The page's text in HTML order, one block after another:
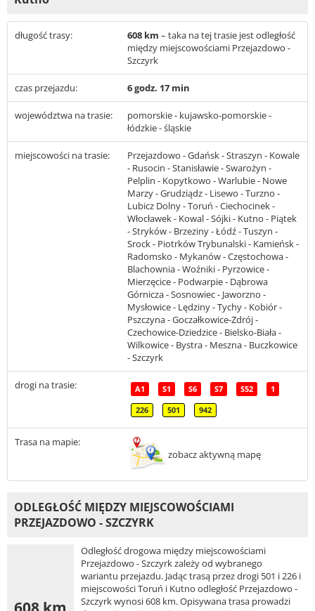
długość trasy: 608 km – taka na tej trasie jest odległość
między miejscowościami Przejazdowo -
Szczyrk
czas przejazdu: 6 godz. 17 min
województwa na trasie:
pomorskie - kujawsko-pomorskie -
łódzkie - śląskie
miejscowości na trasie:
Przejazdowo - Gdańsk - Straszyn - Kowale
- Rusocin - Stanisławie - Swarożyn -
Pelplin - Kopytkowo - Warlubie - Nowe
Marzy - Grudziądz - Lisewo - Turzno -
Lubicz Dolny - Toruń - Ciechocinek -
Włocławek - Kowal - Sójki - Kutno - Piątek
- Stryków - Brzeziny - Łódź - Tuszyn -
Srock - Piotrków Trybunalski - Kamieńsk -
Radomsko - Mykanów - Częstochowa -
Blachownia - Woźniki - Pyrzowice -
Mierzęcice - Podwarpie - Dąbrowa
Górnicza - Sosnowiec - Jaworzno -
Mysłowice - Lędziny - Tychy - Kobiór -
Pszczyna - Goczałkowice-Zdrój -
Czechowice-Dziedzice - Bielsko-Biała -
Wilkowice - Bystra - Meszna - Buczkowice
- Szczyrk
drogi na trasie: A1 S1 S6 S7 S52 1
226 501 942
Trasa na mapie:
zobacz aktywną mapę
ODLEGŁOŚĆ MIĘDZY MIEJSCOWOŚCIAMI
PRZEJAZDOWO - SZCZYRK
Odległość drogowa między miejscowościami
Przejazdowo - Szczyrk zależy od wybranego
wariantu przejazdu. Jadąc trasą przez drogi 501 i 226 i
miejscowości Toruń i Kutno odległość Przejazdowo -
Szczyrk wynosi 608 km. Opisywana trasa prowadzi